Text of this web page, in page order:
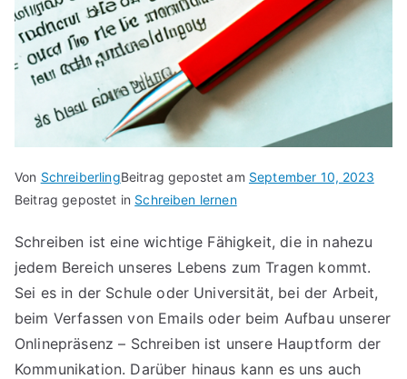
Von SchreiberlingBeitrag gepostet am September 10, 2023
Beitrag gepostet in Schreiben lernen
Schreiben ist eine wichtige Fähigkeit, die in nahezu
jedem Bereich unseres Lebens zum Tragen kommt.
Sei es in der Schule oder Universität, bei der Arbeit,
beim Verfassen von Emails oder beim Aufbau unserer
Onlinepräsenz – Schreiben ist unsere Hauptform der
Kommunikation. Darüber hinaus kann es uns auch